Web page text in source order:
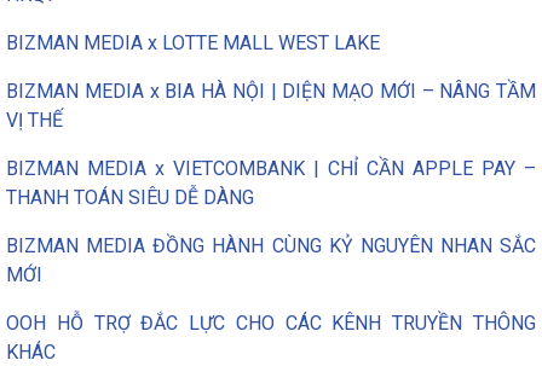
BIZMAN MEDIA x LOTTE MALL WEST LAKE
BIZMAN MEDIA x BIA HÀ NỘI | DIỆN MẠO MỚI – NÂNG TẦM
VỊ THẾ
BIZMAN MEDIA x VIETCOMBANK | CHỈ CẦN APPLE PAY –
THANH TOÁN SIÊU DỄ DÀNG
BIZMAN MEDIA ĐỒNG HÀNH CÙNG KỶ NGUYÊN NHAN SẮC
MỚI
OOH HỖ TRỢ ĐẮC LỰC CHO CÁC KÊNH TRUYỀN THÔNG
KHÁC